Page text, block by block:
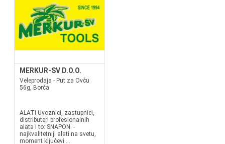
MERKUR-SV D.O.O.
Veleprodaja - Put za Ovču
56g, Borča
ALATI Uvoznici, zastupnici,
distributeri profesionalnih
alata i to: SNAPON -
najkvalitetniji alati na svetu,
moment ključevi ...